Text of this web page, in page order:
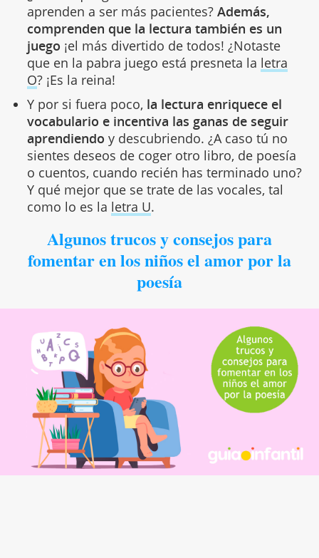
aprenden a ser más pacientes? Además,
comprenden que la lectura también es un
juego ¡el más divertido de todos! ¿Notaste
que en la pabra juego está presneta la letra
O? ¡Es la reina!
Y por si fuera poco, la lectura enriquece el
vocabulario e incentiva las ganas de seguir
aprendiendo y descubriendo. ¿A caso tú no
sientes deseos de coger otro libro, de poesía
o cuentos, cuando recién has terminado uno?
Y qué mejor que se trate de las vocales, tal
como lo es la letra U.
Algunos trucos y consejos para
fomentar en los niños el amor por la
poesía